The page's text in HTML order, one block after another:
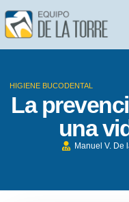
HIGIENE BUCODENTAL
La
una
Manuel V. De